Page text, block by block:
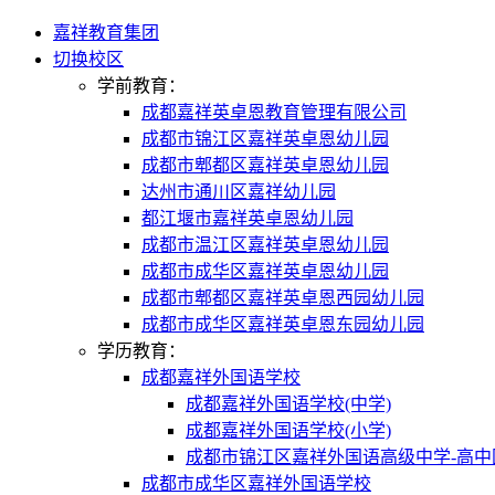
嘉祥教育集团
切换校区
学前教育：
成都嘉祥英卓恩教育管理有限公司
成都市锦江区嘉祥英卓恩幼儿园
成都市郫都区嘉祥英卓恩幼儿园
达州市通川区嘉祥幼儿园
都江堰市嘉祥英卓恩幼儿园
成都市温江区嘉祥英卓恩幼儿园
成都市成华区嘉祥英卓恩幼儿园
成都市郫都区嘉祥英卓恩西园幼儿园
成都市成华区嘉祥英卓恩东园幼儿园
学历教育：
成都嘉祥外国语学校
成都嘉祥外国语学校(中学)
成都嘉祥外国语学校(小学)
成都市锦江区嘉祥外国语高级中学-高
成都市成华区嘉祥外国语学校